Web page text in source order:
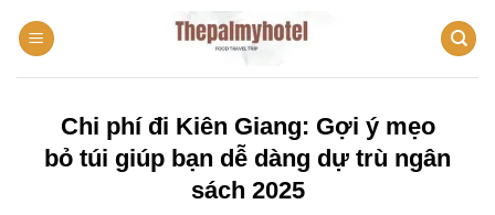
đến
Chi phí đi Kiên Giang: Gợi ý mẹo
bỏ túi giúp bạn dễ dàng dự trù ngân
sách 2025